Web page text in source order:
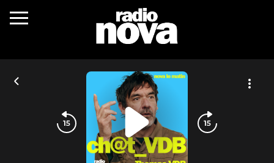
c’était quoi ?
actualités
podcasts
fréquences